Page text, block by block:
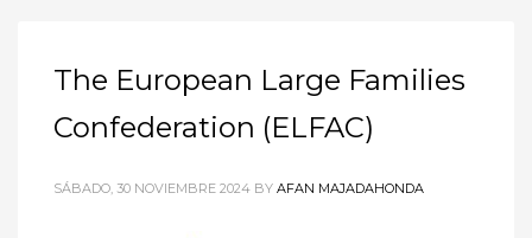
The European Large Families
Confederation (ELFAC)
SÁBADO, 30 NOVIEMBRE 2024 BY AFAN MAJADAHONDA